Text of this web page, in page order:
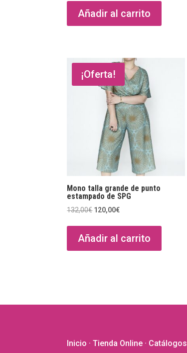
Añadir al carrito
¡Oferta!
Mono talla grande de punto
estampado de SPG
132,00€ El
era:
120,00€El
es:
Añadir al carrito
Inicio ·Tienda Online · Catálogos